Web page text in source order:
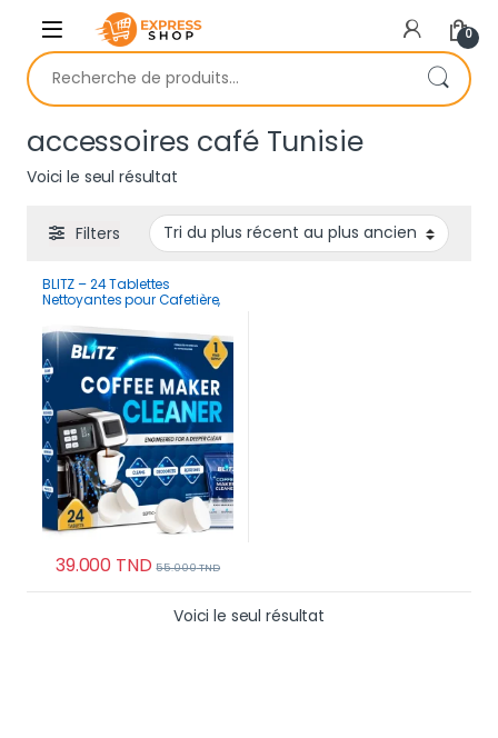
Skip to navigation
Skip to content
0
Recherche pour :
accessoires café Tunisie
Voici le seul résultat
Filters
BLITZ – 24 Tablettes
Nettoyantes pour Cafetière,
39.000 TND 55.000TND
Voici le seul résultat